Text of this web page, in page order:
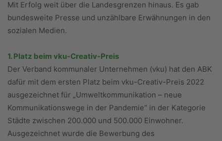
Mit Erfolg weit über die Landesgrenzen hinaus. Es gab
bundesweite Presse und unzählbare Erwähnungen in den
sozialen Medien.
1. Platz beim vku-Creativ-Preis
Der Verband kommunaler Unternehmen (vku) hat den ABK
dafür mit dem ersten Platz beim vku-Creativ-Preis 2022
ausgezeichnet für „Umweltkommunikation – neue
Kommunikationswege in der Pandemie“ in der Kategorie
Städte zwischen 200.000 und 500.000 Einwohner.
Ausgezeichnet wurde die Bewerbung des